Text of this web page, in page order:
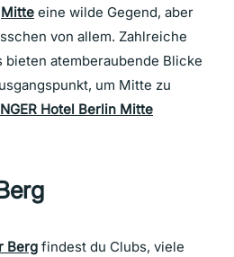
Mitte eine wilde Gegend, aber
von allem. Zahlreiche
bieten atemberaubende Blicke
um Mitte zu
Hotel Berlin Mitte
Berg findest du Clubs, viele